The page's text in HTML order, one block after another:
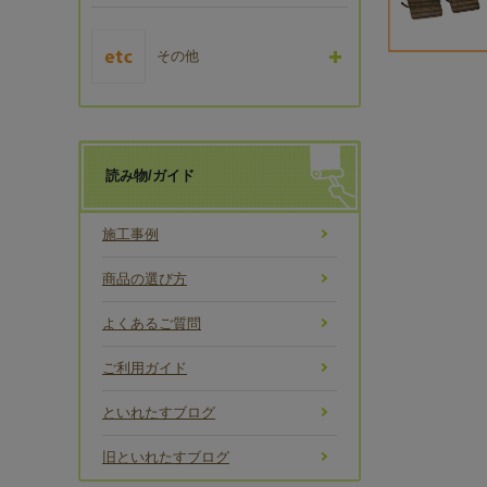
その他
読み物/ガイド
施工事例
商品の選び方
よくあるご質問
ご利用ガイド
といれたすブログ
旧といれたすブログ